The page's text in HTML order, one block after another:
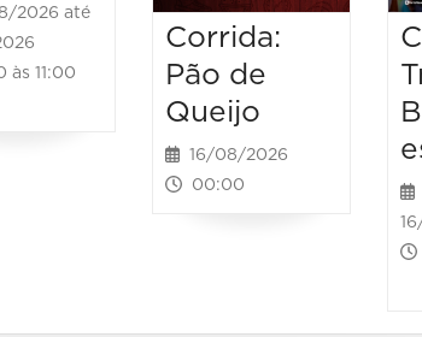
2026 até
às 11:00
Corrida:
Pão de
Queijo
16/08/2026
00:00